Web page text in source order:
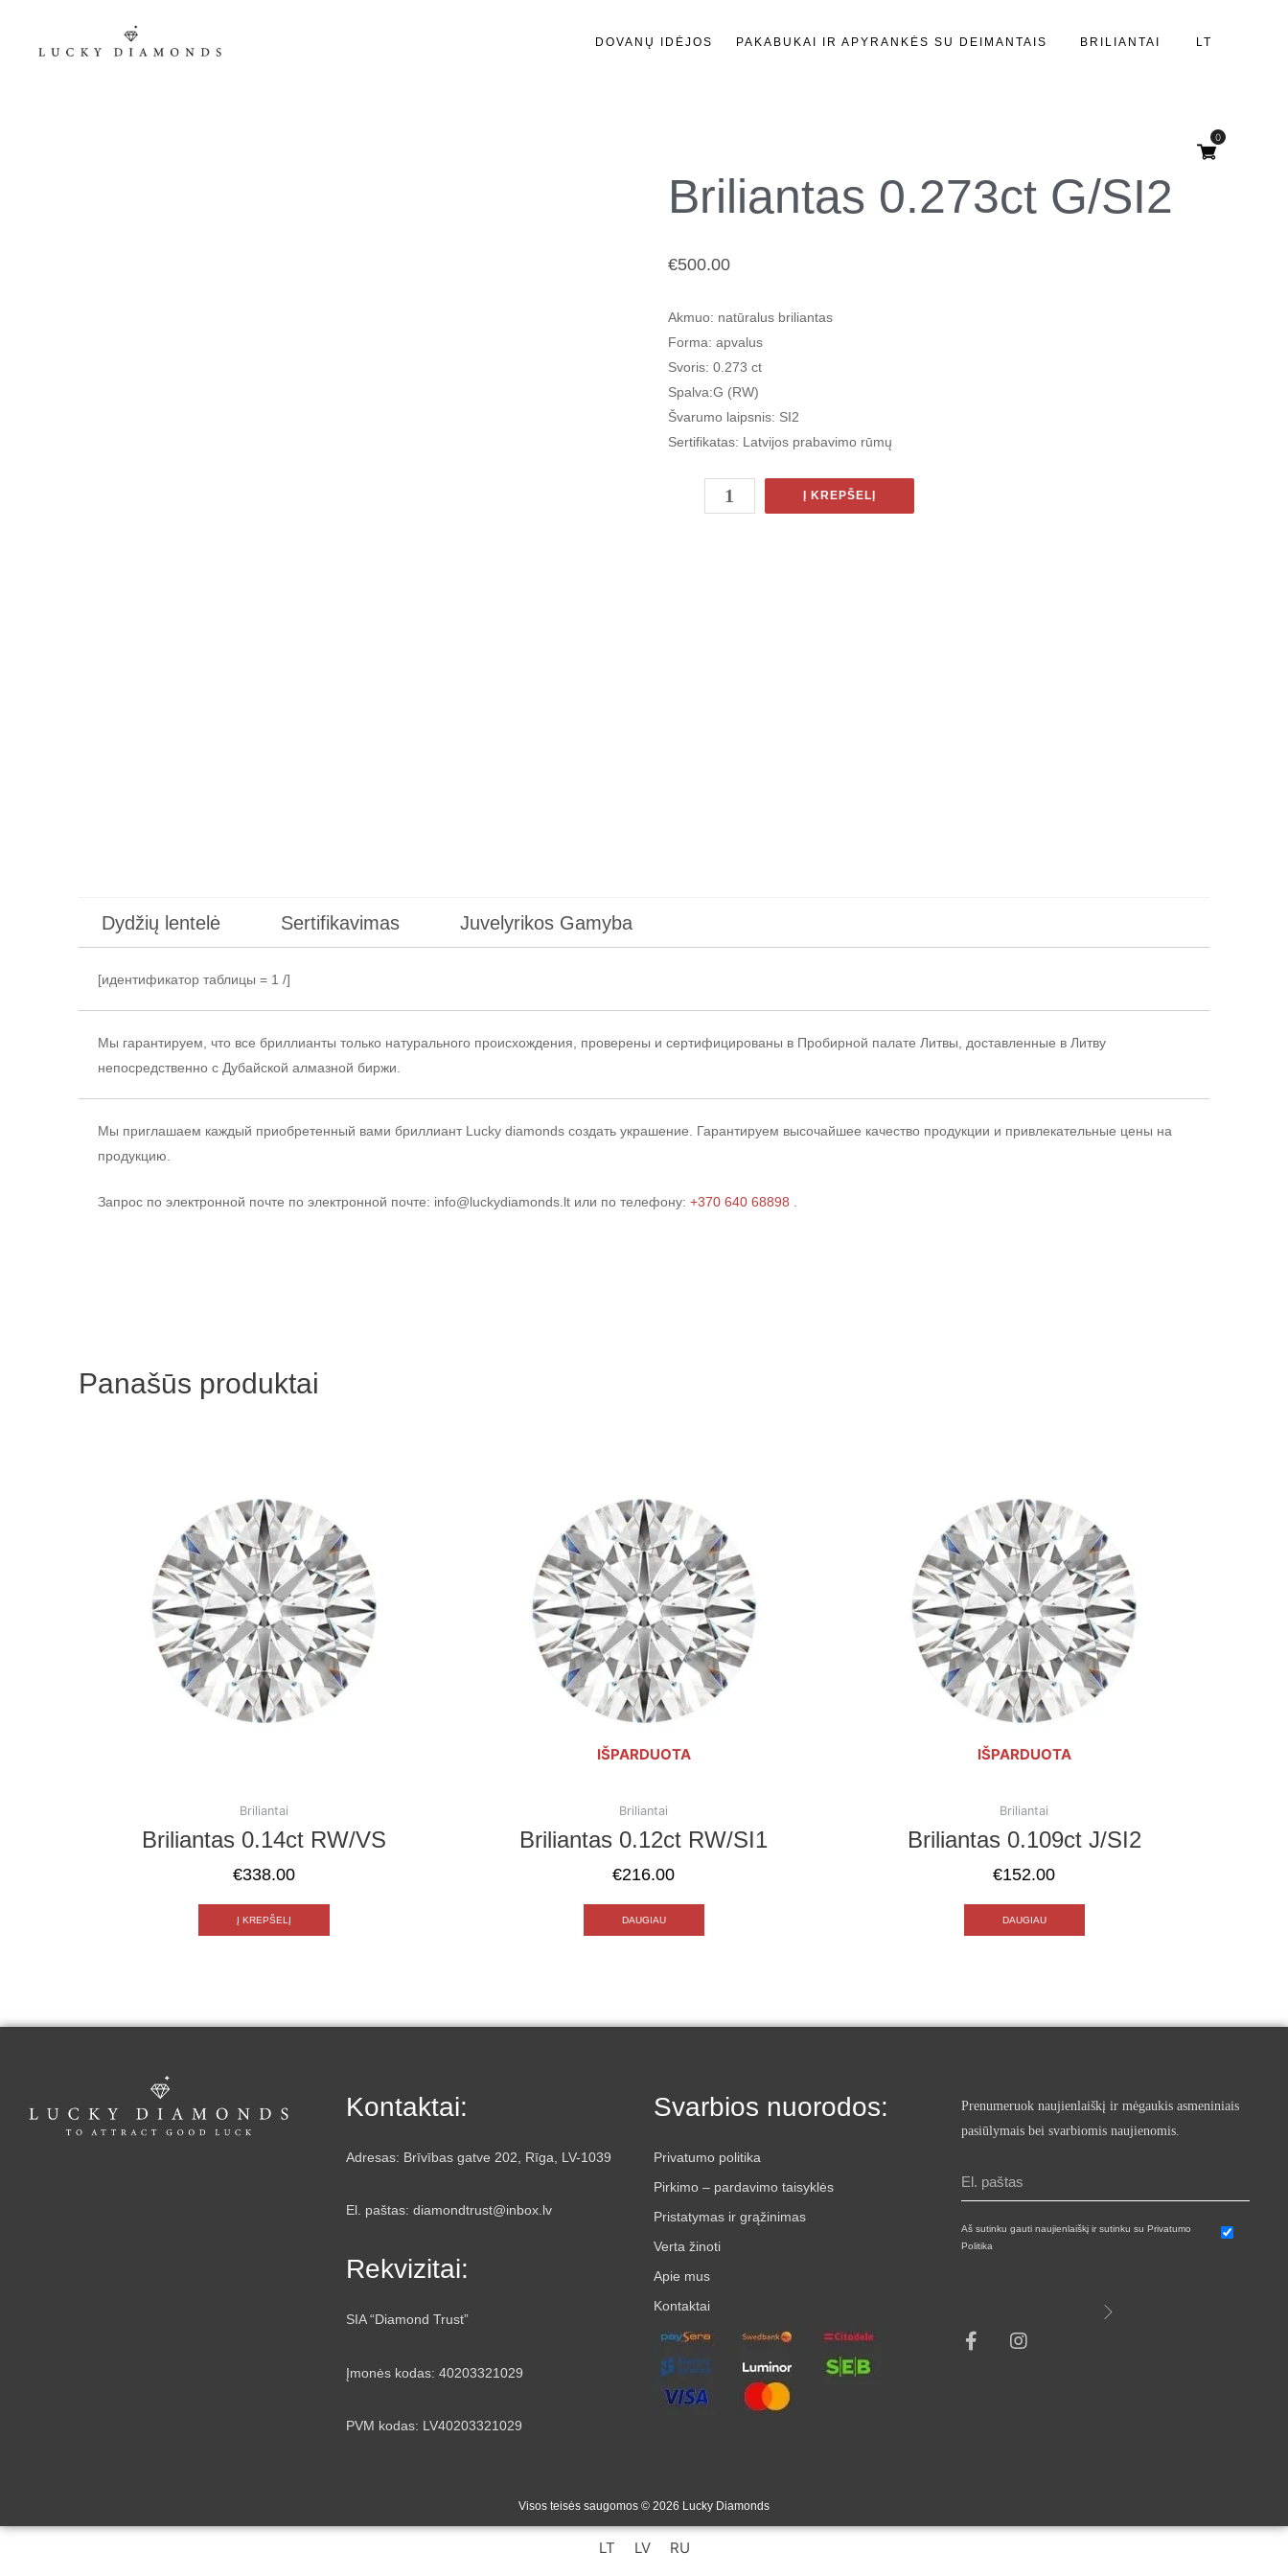
DOVANŲ IDĖJOS PAKABUKAI IR APYRANKĖS SU DEIMANTAIS BRILIANTAI LT
Briliantas 0.273ct G/SI2
€500.00
Akmuo: natūralus briliantas
Forma: apvalus
Svoris: 0.273 ct
Spalva:G (RW)
Švarumo laipsnis: SI2
Sertifikatas: Latvijos prabavimo rūmų
Į KREPŠELĮ
Dydžių lentelė Sertifikavimas Juvelyrikos Gamyba
[идентификатор таблицы = 1 /]
Мы гарантируем, что все бриллианты только натурального происхождения, проверены и сертифицированы в Пробирной палате Литвы, доставленные в Литву
непосредственно с Дубайской алмазной биржи.
Мы приглашаем каждый приобретенный вами бриллиант Lucky diamonds создать украшение. Гарантируем высочайшее качество продукции и привлекательные цены на
продукцию.
Запрос по электронной почте по электронной почте: info@luckydiamonds.lt или по телефону: +370 640 68898
Panašūs produktai
Briliantai
Briliantas 0.14ct RW/VS
€338.00
Į KREPŠELĮ
IŠPARDUOTA
Briliantai
Briliantas 0.12ct RW/SI1
€216.00
DAUGIAU
IŠPARDUOTA
Briliantai
Briliantas 0.109ct J/SI2
€152.00
DAUGIAU
Kontaktai:
Adresas: Brīvības gatve 202, Rīga, LV-1039
El. paštas: diamondtrust@inbox.lv
Rekvizitai:
SIA “Diamond Trust”
Įmonės kodas: 40203321029
PVM kodas: LV40203321029
Svarbios nuorodos:
Privatumo politika
Pirkimo – pardavimo taisyklės
Pristatymas ir grąžinimas
Verta žinoti
Apie mus
Kontaktai
Prenumeruok naujienlaiškį ir mėgaukis asmeniniais
pasiūlymais bei svarbiomis naujienomis.
Aš sutinku gauti naujienlaiškį ir sutinku su Privatumo
Politika
Visos teisės saugomos © 2026 Lucky Diamonds
0
LT LV RU